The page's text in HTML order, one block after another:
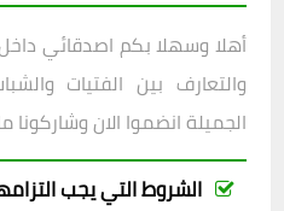
أهلا وسهلا بكم اصدقائي
والتعارف بين الفتيات
الجميلة انضموا الان
الشروط التي يجب